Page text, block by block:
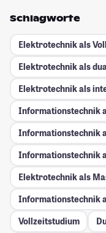
Schlagworte
Elektrotechnik als
Elektrotechnik als
Elektrotechnik als
Informationstechnik
Informationstechnik
Informationstechnik
Elektrotechnik als
Informationstechnik
Vollzeitstudium